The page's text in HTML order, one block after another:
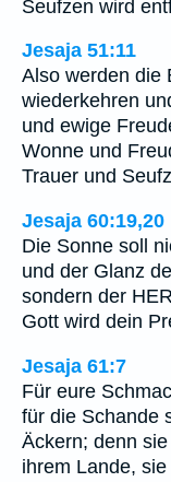
Seufzen wird
Jesaja 51:11
Also werden die
wiederkehren
und ewige
Wonne und
Trauer und
Jesaja 60:19,20
Die Sonne soll
und der Glanz
sondern der
Gott wird dein
Jesaja 61:7
Für eure
für die Schande
Äckern; denn
ihrem Lande,